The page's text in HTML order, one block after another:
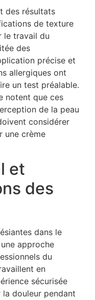
des résultats
de texture
le travail du
des
précise et
allergiques ont
un test préalable.
notent que ces
de la peau
considérer
une crème
et
des
dans le
approche
du
en
sécurisée
douleur pendant